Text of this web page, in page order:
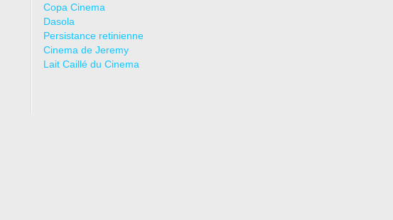
Copa Cinema
Dasola
Persistance retinienne
Cinema de Jeremy
Lait Caillé du Cinema